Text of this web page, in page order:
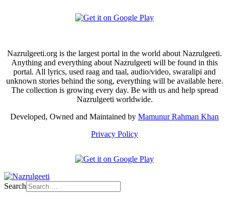
Nazrulgeeti.org is the largest portal in the world about Nazrulgeeti.
Anything and everything about Nazrulgeeti will be found in this
portal. All lyrics, used raag and taal, audio/video, swaralipi and
unknown stories behind the song, everything will be available here.
The collection is growing every day. Be with us and help spread
Nazrulgeeti worldwide.
Developed, Owned and Maintained by Mamunur Rahman Khan
Privacy Policy
Search